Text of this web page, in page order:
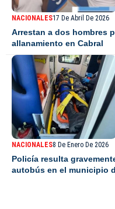
NACIONALES17 De Abril De 2026
Arrestan a dos hombres
allanamiento en Cabral
NACIONALES8 De Enero De 2026
Policía resulta
autobús en el municipio